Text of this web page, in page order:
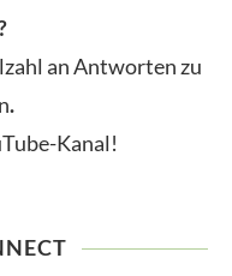
an Antworten zu
.
Kanal!